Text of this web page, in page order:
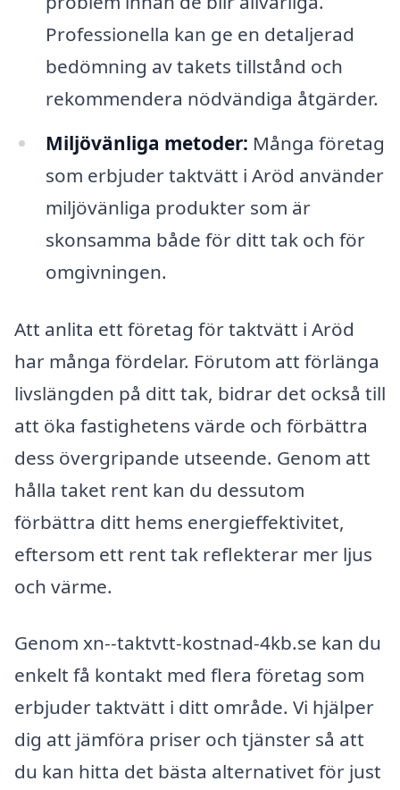
Professionella kan ge en detaljerad
bedömning av takets tillstånd och
rekommendera nödvändiga åtgärder.
Miljövänliga metoder: Många företag
som erbjuder taktvätt i Aröd använder
miljövänliga produkter som är
skonsamma både för ditt tak och för
omgivningen.
Att anlita ett företag för taktvätt i Aröd
har många fördelar. Förutom att förlänga
livslängden på ditt tak, bidrar det också till
att öka fastighetens värde och förbättra
dess övergripande utseende. Genom att
hålla taket rent kan du dessutom
förbättra ditt hems energieffektivitet,
eftersom ett rent tak reflekterar mer ljus
och värme.
Genom xn--taktvtt-kostnad-4kb.se kan du
enkelt få kontakt med flera företag som
erbjuder taktvätt i ditt område. Vi hjälper
dig att jämföra priser och tjänster så att
du kan hitta det bästa alternativet för just